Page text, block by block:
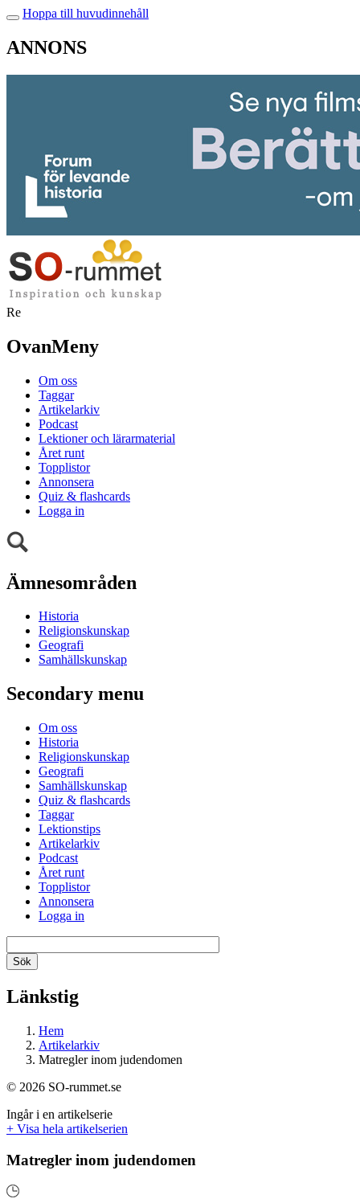
Hoppa till huvudinnehåll
ANNONS
Re
OvanMeny
Om oss
Taggar
Artikelarkiv
Podcast
Lektioner och lärarmaterial
Året runt
Topplistor
Annonsera
Quiz & flashcards
Logga in
Ämnesområden
Historia
Religionskunskap
Geografi
Samhällskunskap
Secondary menu
Om oss
Historia
Religionskunskap
Geografi
Samhällskunskap
Quiz & flashcards
Taggar
Lektionstips
Artikelarkiv
Podcast
Året runt
Topplistor
Annonsera
Logga in
Länkstig
Hem
Artikelarkiv
Matregler inom judendomen
© 2026 SO-rummet.se
Ingår i en artikelserie
+ Visa hela artikelserien
Matregler inom judendomen